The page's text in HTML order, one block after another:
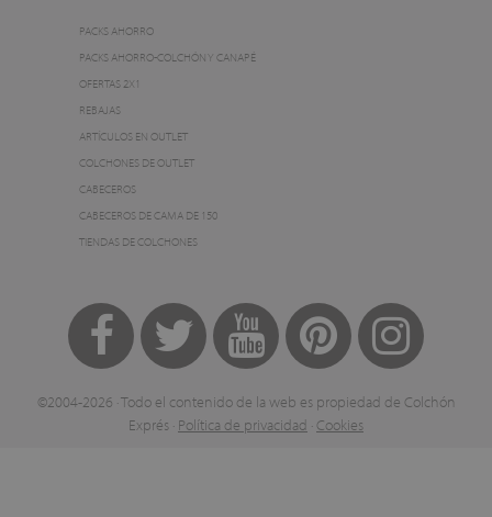
PACKS AHORRO
PACKS AHORRO-COLCHÓN Y CANAPÉ
OFERTAS 2X1
REBAJAS
ARTÍCULOS EN OUTLET
COLCHONES DE OUTLET
CABECEROS
CABECEROS DE CAMA DE 150
TIENDAS DE COLCHONES
©2004-2026 · Todo el contenido de la web es propiedad de Colchón
Exprés · Política de privacidad · Cookies